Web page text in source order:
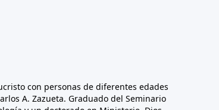
con personas de diferentes edades
A. Zazueta. Graduado del Seminario